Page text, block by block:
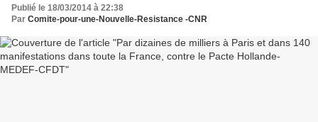
Publié le 18/03/2014 à 22:38
Par Comite-pour-une-Nouvelle-Resistance -CNR